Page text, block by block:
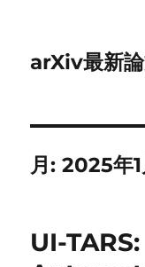
arXiv最新
月:2025年1
UI-